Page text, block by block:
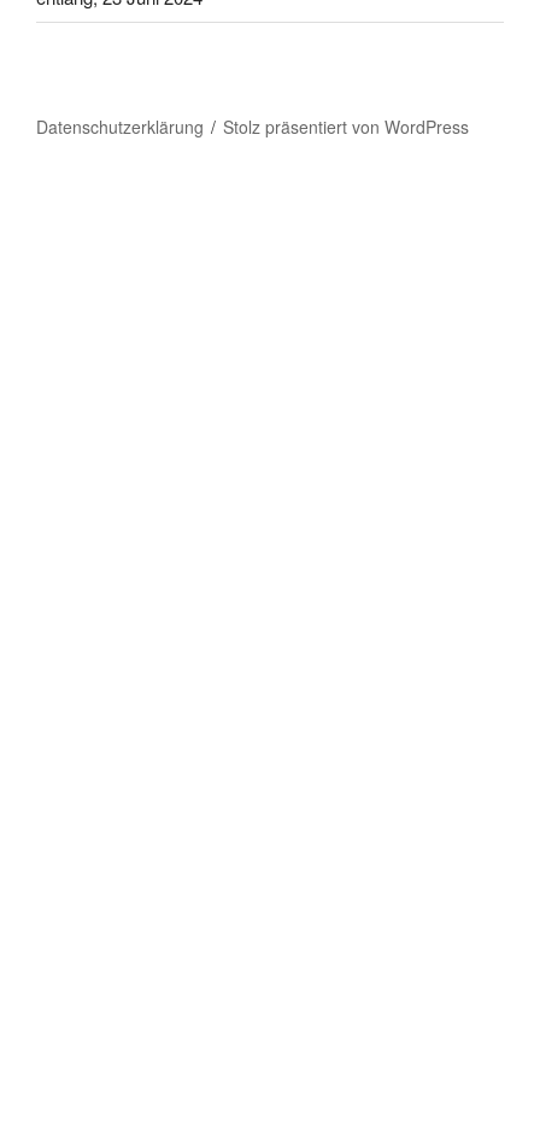
Datenschutzerklärung Stolz präsentiert von WordPress